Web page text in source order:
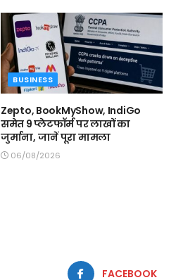
BUSINESS
Zepto, BookMyShow, IndiGo
समेत 9 प्लेटफॉर्म पर लाखों का
जुर्माना, जानें पूरा मामला
06/08/2026
FACEBOOK